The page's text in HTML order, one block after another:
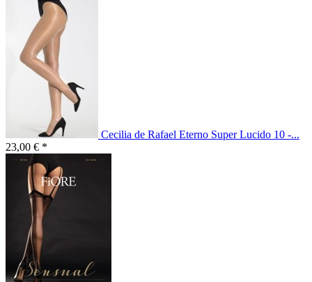
Cecilia de Rafael Eterno Super Lucido 10 -...
23,00 € *